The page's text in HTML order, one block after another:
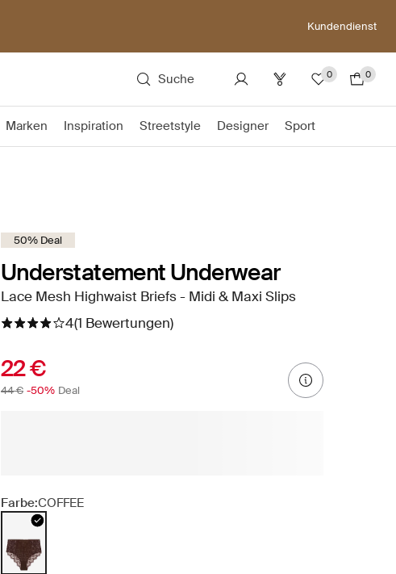
Kundendienst
Suche 0 0
Marken Inspiration Streetstyle Designer Sport
50% Deal
Understatement Underwear
Lace Mesh Highwaist Briefs - Midi & Maxi Slips
4(1 Bewertungen)
22 €
44 € -50% Deal
Farbe:COFFEE